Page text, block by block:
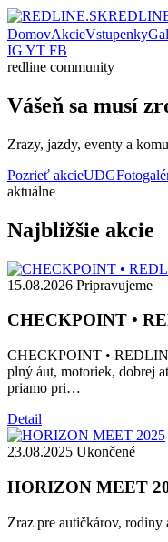
RED
DomovAkcieVstupenky
IG YT FB
redline community
Vášeň sa musí
Zrazy, jazdy, eventy a
Pozrieť akcieUDG
aktuálne
Najbližšie akcie
15.08.2026 Pripravujeme
CHECKPOINT •
CHECKPOINT •
plný áut, motoriek, dobrej
priamo pri…
Detail
23.08.2025 Ukončené
HORIZON MEET
Zraz pre autičkárov,